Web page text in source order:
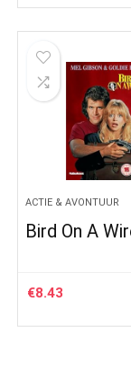
ACTIE & AVONTUUR
Bird On A
€8.43